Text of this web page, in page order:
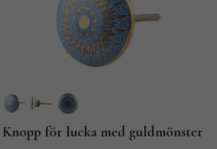
Knopp för lucka med guldmönster